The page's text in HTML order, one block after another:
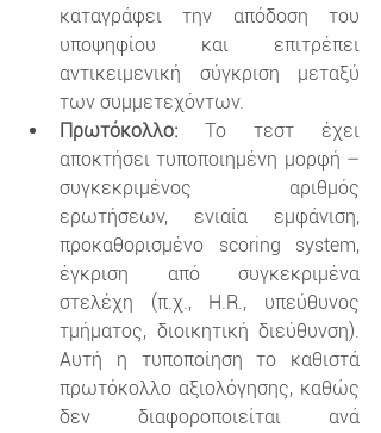
καταγράφει την απόδοση του
υποψηφίου και επιτρέπει
αντικειμενική σύγκριση μεταξύ
των συμμετεχόντων.
Πρωτόκολλο: Το τεστ έχει
αποκτήσει τυποποιημένη μορφή –
συγκεκριμένος αριθμός
ερωτήσεων, ενιαία εμφάνιση,
προκαθορισμένο scoring system,
έγκριση από συγκεκριμένα
στελέχη (π.χ., H.R., υπεύθυνος
τμήματος, διοικητική διεύθυνση).
Αυτή η τυποποίηση το καθιστά
πρωτόκολλο αξιολόγησης, καθώς
δεν διαφοροποιείται ανά